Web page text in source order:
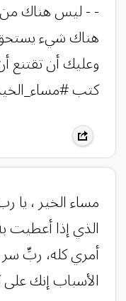
- - ‏ليس هناك
هناك شيء يستحق
وعليك أن تقتنع
كتب
مساء الخير ،
الذي إذا أعطيت
أمري كله، ربِّ
الأسباب إنك